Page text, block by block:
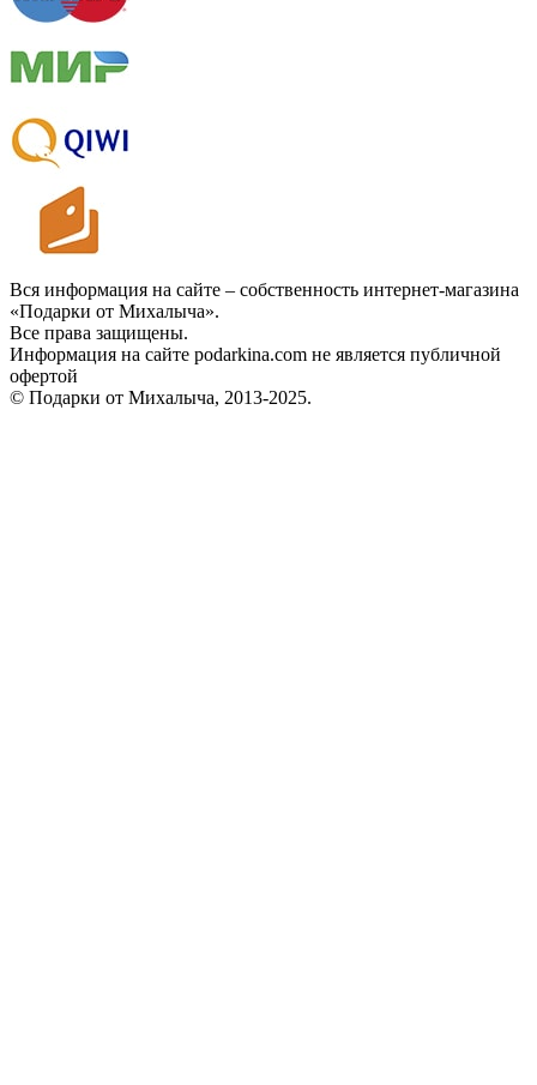
Вся информация на сайте – собственность интернет-магазина
«Подарки от Михалыча».
Все права защищены.
Информация на сайте podarkina.com не является публичной
офертой
© Подарки от Михалыча, 2013-2025.